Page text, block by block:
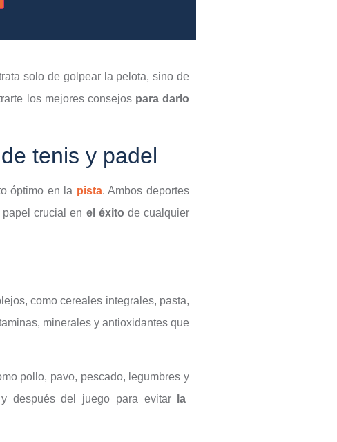
solo de golpear la pelota, sino de
los mejores consejos para darlo
tenis y padel
óptimo en la pista. Ambos deportes
crucial en el éxito de cualquier
como cereales integrales, pasta,
minerales y antioxidantes que
pollo, pavo, pescado, legumbres y
después del juego para evitarla